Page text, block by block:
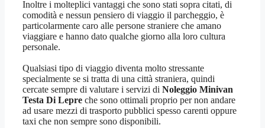
Inoltre i molteplici vantaggi che sono stati sopra citati, di
comodità e nessun pensiero di viaggio il parcheggio, è
particolarmente caro alle persone straniere che amano
viaggiare e hanno dato qualche giorno alla loro cultura
personale.
Qualsiasi tipo di viaggio diventa molto stressante
specialmente se si tratta di una città straniera, quindi
cercate sempre di valutare i servizi di Noleggio Minivan
Testa Di Lepre che sono ottimali proprio per non andare
ad usare mezzi di trasporto pubblici spesso carenti oppure
taxi che non sempre sono disponibili.